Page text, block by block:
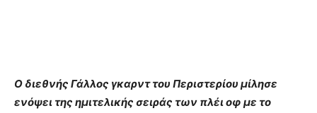
Ο διεθνής Γάλλος γκαρντ του Περιστερίου μίλησε
ενόψει της ημιτελικής σειράς των πλέι οφ με το